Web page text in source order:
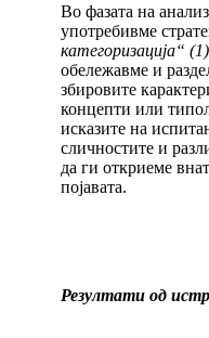
Во фазата на
употребивме
категоризација“
обележавме и
збировите
концепти или
исказите на
сличностите и
да ги откриеме
појавата.
Резултати од